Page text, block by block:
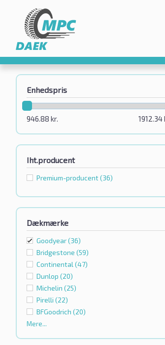
Enhedspris
1912.34
946.88 kr.
Iht.producent
Premium-producent(36)
Dækmærke
Goodyear(36)
Bridgestone (59)
Continental (47)
Dunlop (20)
Michelin (25)
Pirelli (22)
BFGoodrich (20)
Mere...